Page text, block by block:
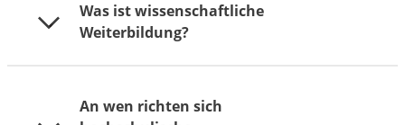
Was ist wissenschaftliche
Weiterbildung?
oder getragen von hochschulischen Kooperationen
An wen richten sich